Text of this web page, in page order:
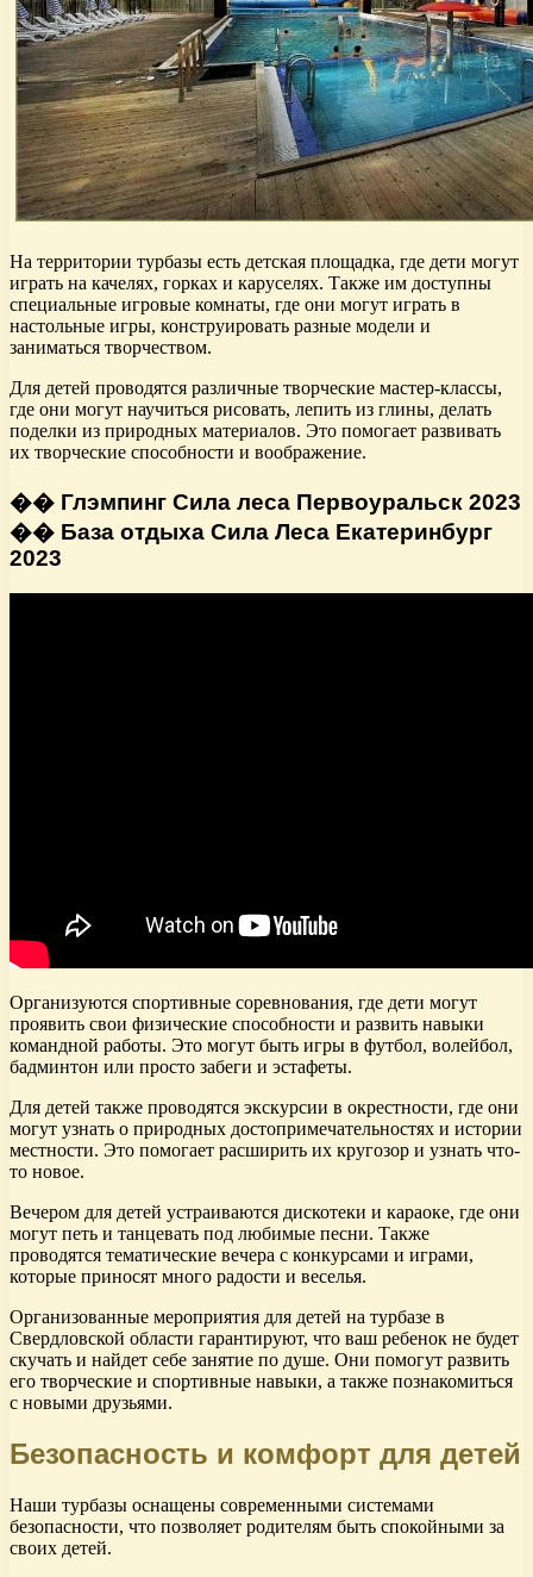
На территории турбазы есть детская площадка, где дети могут
играть на качелях, горках и каруселях. Также им доступны
специальные игровые комнаты, где они могут играть в
настольные игры, конструировать разные модели и
заниматься творчеством.
Для детей проводятся различные творческие мастер-классы,
где они могут научиться рисовать, лепить из глины, делать
поделки из природных материалов. Это помогает развивать
их творческие способности и воображение.
�� Глэмпинг Сила леса Первоуральск 2023
�� База отдыха Сила Леса Екатеринбург
2023
Организуются спортивные соревнования, где дети могут
проявить свои физические способности и развить навыки
командной работы. Это могут быть игры в футбол, волейбол,
бадминтон или просто забеги и эстафеты.
Для детей также проводятся экскурсии в окрестности, где они
могут узнать о природных достопримечательностях и истории
местности. Это помогает расширить их кругозор и узнать что-
то новое.
Вечером для детей устраиваются дискотеки и караоке, где они
могут петь и танцевать под любимые песни. Также
проводятся тематические вечера с конкурсами и играми,
которые приносят много радости и веселья.
Организованные мероприятия для детей на турбазе в
Свердловской области гарантируют, что ваш ребенок не будет
скучать и найдет себе занятие по душе. Они помогут развить
его творческие и спортивные навыки, а также познакомиться
с новыми друзьями.
Безопасность и комфорт для детей
Наши турбазы оснащены современными системами
безопасности, что позволяет родителям быть спокойными за
своих детей.